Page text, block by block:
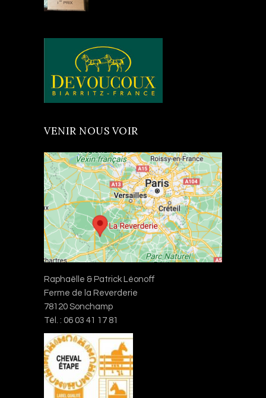
VENIR NOUS VOIR
Raphaëlle & Patrick Léonoff
Ferme de la Reverderie
78120 Sonchamp
Tél. : 06 03 41 17 81